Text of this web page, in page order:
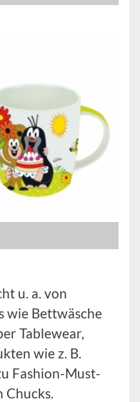
u. a. von
wie Bettwäsche
Tablewear,
wie z. B.
Fashion-Must-
Chucks.